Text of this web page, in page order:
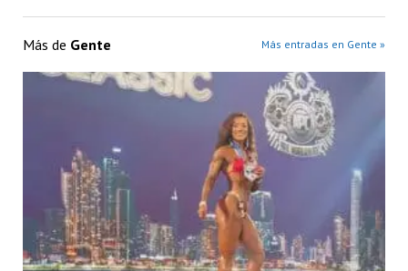
Más de Gente Más entradas en Gente »